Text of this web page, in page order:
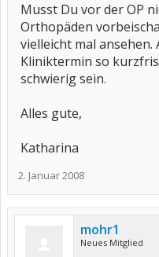
Musst Du vor der OP
Orthopäden
vielleicht mal
Kliniktermin so
schwierig sein.
Alles gute,
Katharina
2. Januar 2008
mohr1
Neues Mitglied